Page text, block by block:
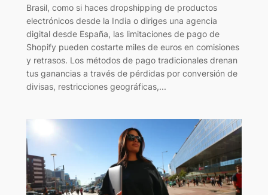
Brasil, como si haces dropshipping de productos
electrónicos desde la India o diriges una agencia
digital desde España, las limitaciones de pago de
Shopify pueden costarte miles de euros en comisiones
y retrasos. Los métodos de pago tradicionales drenan
tus ganancias a través de pérdidas por conversión de
divisas, restricciones geográficas,...